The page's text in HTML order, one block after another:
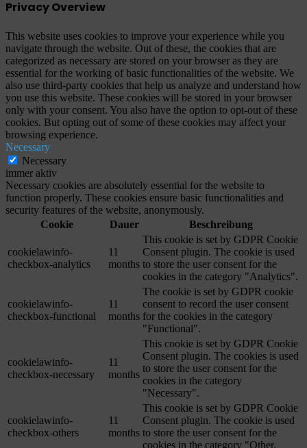
Privacy Overview
This website uses cookies to improve your experience while you
navigate through the website. Out of these, the cookies that are
categorized as necessary are stored on your browser as they are
essential for the working of basic functionalities of the website. We
also use third-party cookies that help us analyze and understand how
you use this website. These cookies will be stored in your browser
only with your consent. You also have the option to opt-out of these
cookies. But opting out of some of these cookies may affect your
browsing experience.
Necessary
Necessary
immer aktiv
Necessary cookies are absolutely essential for the website to
function properly. These cookies ensure basic functionalities and
security features of the website, anonymously.
Cookie
Dauer Beschreibung
cookielawinfo-
checkbox-analytics
11
months
This cookie is set by GDPR Cookie
Consent plugin. The cookie is used
to store the user consent for the
cookies in the category "Analytics".
cookielawinfo-
checkbox-functional
11
months
The cookie is set by GDPR cookie
consent to record the user consent
for the cookies in the category
"Functional".
cookielawinfo-
checkbox-necessary
11
months
This cookie is set by GDPR Cookie
Consent plugin. The cookies is used
to store the user consent for the
cookies in the category
"Necessary".
cookielawinfo-
checkbox-others
11
months
This cookie is set by GDPR Cookie
Consent plugin. The cookie is used
to store the user consent for the
cookies in the category "Other.